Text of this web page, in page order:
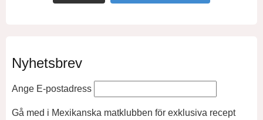
Nyhetsbrev
Ange E-postadress
Gå med i Mexikanska matklubben för exklusiva recept